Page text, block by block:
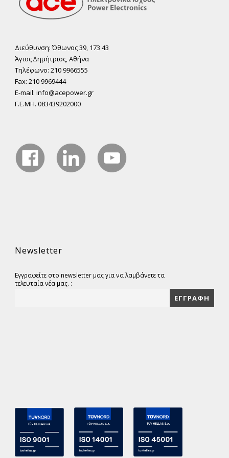
Διεύθυνση: Όθωνος 39, 173 43
Άγιος ∆ηµήτριος, Αθήνα
Τηλέφωνο: 210 9966555
Fax: 210 9969444
E-mail: info@acepower.gr
Γ.Ε.ΜΗ. 083439202000
Newsletter
Εγγραφείτε στο newsletter μας για να λαμβάνετε τα
τελευταία νέα μας. :